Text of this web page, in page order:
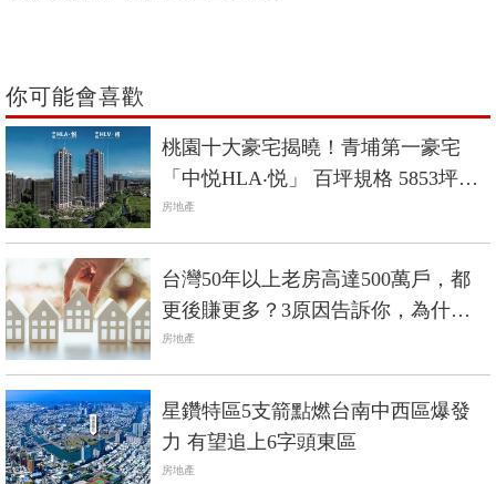
你可能會喜歡
桃園十大豪宅揭曉！青埔第一豪宅
「中悦HLA‧悦」 百坪規格 5853坪整
體莊園定位
房地產
台灣50年以上老房高達500萬戶，都
更後賺更多？3原因告訴你，為什麼
都更難如登天
房地產
星鑽特區5支箭點燃台南中西區爆發
力 有望追上6字頭東區
房地產